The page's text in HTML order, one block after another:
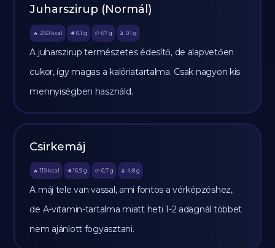
Juharszirup (Normál)
🔥 260 kcal 🥩 0.1 g 🥔 67g 🫒 0.1 g
A juharszirup természetes édesítő, de alapvetően
cukor, így magas a kalóriatartalma. Csak nagyon kis
mennyiségben használd.
Csirkemáj
🔥 119 kcal 🥩 16,9 g 🥔 0,7g 🫒 4,8 g
A máj tele van vassal, ami fontos a vérképzéshez,
de A-vitamin-tartalma miatt heti 1-2 adagnál többet
nem ajánlott fogyasztani.